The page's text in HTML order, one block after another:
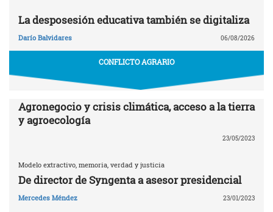
La desposesión educativa también se digitaliza
Darío Balvidares 06/08/2026
CONFLICTO AGRARIO
Agronegocio y crisis climática, acceso a la tierra
y agroecología
23/05/2023
Modelo extractivo, memoria, verdad y justicia
De director de Syngenta a asesor presidencial
Mercedes Méndez 23/01/2023